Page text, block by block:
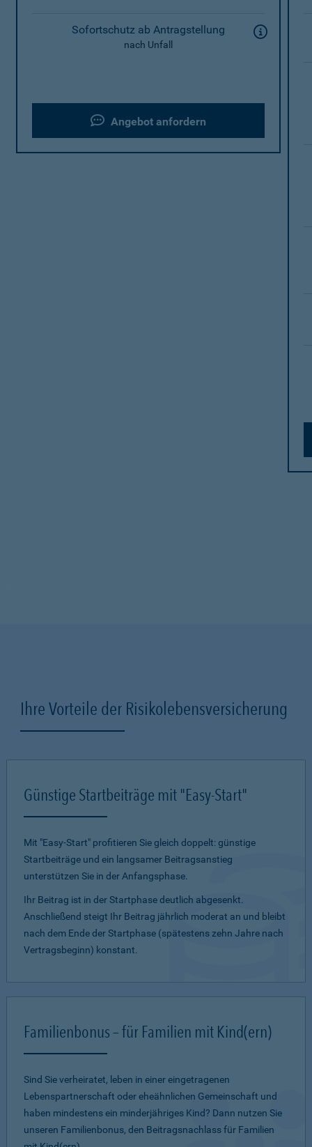
Sofortschutz ab Antragstellung
nach Unfall
Angebot anfordern
Ihre Vorteile der Risikolebensversicherung
Günstige Startbeiträge mit "Easy-Start"
Mit "Easy-Start" profitieren Sie gleich doppelt: günstige
Startbeiträge und ein lang­samer Beitragsanstieg
unterstützen Sie in der Anfangsphase.
Ihr Beitrag ist in der Startphase deutlich abgesenkt.
Anschließend steigt Ihr Beitrag jährlich moderat an und bleibt
nach dem Ende der Startphase (spätestens zehn Jahre nach
Vertragsbeginn) konstant.
Familienbonus – für Familien mit Kind(ern)
Sind Sie verheiratet, leben in einer eingetragenen
Lebenspartnerschaft oder eheähnlichen Gemeinschaft und
haben mindestens ein minderjähriges Kind? Dann nutzen Sie
unseren Familienbonus, den Beitragsnachlass für Familien